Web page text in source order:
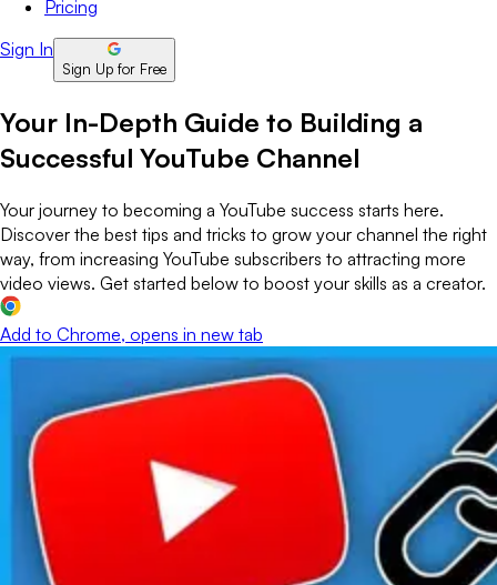
Pricing
Sign In
Sign Up for Free
Your In-Depth Guide to Building a
Successful YouTube Channel
Your journey to becoming a YouTube success starts here.
Discover the best tips and tricks to grow your channel the right
way, from increasing YouTube subscribers to attracting more
video views. Get started below to boost your skills as a creator.
Add to Chrome, opens in new tab